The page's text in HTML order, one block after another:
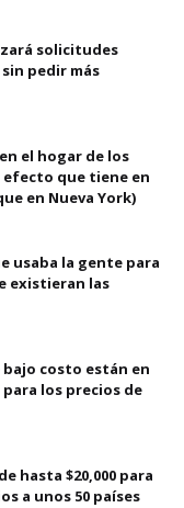
solicitudes
pedir más
el hogar de los
efecto que tiene en
en Nueva York)
usaba la gente para
existieran las
bajo costo están en
los precios de
hasta $20,000 para
a unos 50 países